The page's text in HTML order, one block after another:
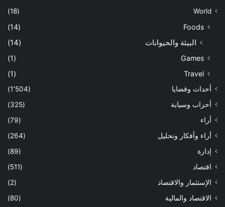
World
(18)
Foods
(14)
البيئة والحيوانات (14)
Games
(1)
Travel
(1)
أحداث وقضايا
(1٬504)
أحزاب وسياية
(325)
أراء
(79)
أراء وأفكار وتحليل
(264)
إدارة
(89)
اقتصاد
(511)
الإستثمار والاقتصاد
(2)
الاقتصاد والمالية
(80)